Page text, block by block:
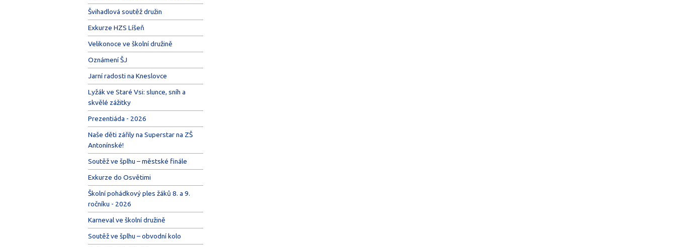
Švihadlová soutěž družin
Exkurze HZS Líšeň
Velikonoce ve školní družině
Oznámení ŠJ
Jarní radosti na Kneslovce
Lyžák ve Staré Vsi: slunce, sníh a
skvělé zážitky
Prezentiáda - 2026
Naše děti zářily na Superstar na ZŠ
Antonínské!
Soutěž ve šplhu – městské finále
Exkurze do Osvětimi
Školní pohádkový ples žáků 8. a 9.
ročníku - 2026
Karneval ve školní družině
Soutěž ve šplhu – obvodní kolo